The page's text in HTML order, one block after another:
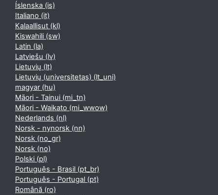
Íslenska ‎(is)‎
Italiano ‎(it)‎
Kalaallisut ‎(kl)‎
Kiswahili ‎(sw)‎
Latin ‎(la)‎
Latviešu ‎(lv)‎
Lietuvių ‎(lt)‎
Lietuvių (universitetas) ‎(lt_uni)‎
magyar ‎(hu)‎
Māori - Tainui ‎(mi_tn)‎
Māori - Waikato ‎(mi_wwow)‎
Nederlands ‎(nl)‎
Norsk - nynorsk ‎(nn)‎
Norsk ‎(no_gr)‎
Norsk ‎(no)‎
Polski ‎(pl)‎
Português - Brasil ‎(pt_br)‎
Português - Portugal ‎(pt)‎
Română ‎(ro)‎